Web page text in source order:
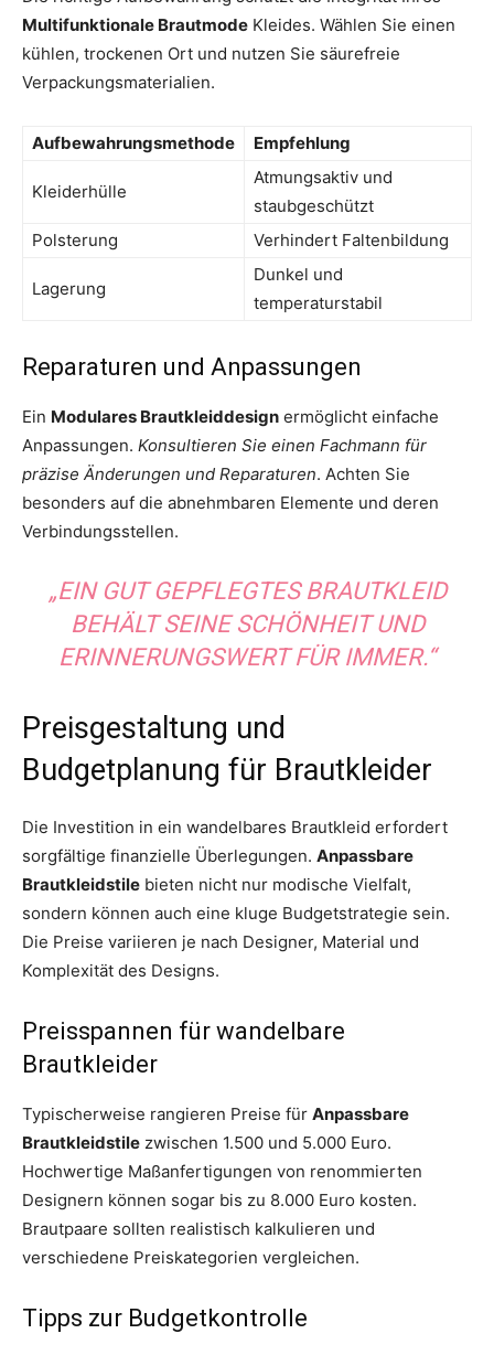
Multifunktionale Brautmode Kleides. Wählen Sie einen
kühlen, trockenen Ort und nutzen Sie säurefreie
Verpackungsmaterialien.
Aufbewahrungsmethode Empfehlung
Kleiderhülle
Atmungsaktiv und
staubgeschützt
Polsterung
Verhindert Faltenbildung
Lagerung
Dunkel und
temperaturstabil
Reparaturen und Anpassungen
Ein Modulares Brautkleiddesign ermöglicht einfache
Anpassungen. Konsultieren Sie einen Fachmann für
präzise Änderungen und Reparaturen. Achten Sie
besonders auf die abnehmbaren Elemente und deren
Verbindungsstellen.
„EIN GUT GEPFLEGTES BRAUTKLEID
BEHÄLT SEINE SCHÖNHEIT UND
ERINNERUNGSWERT FÜR IMMER.“
Preisgestaltung und
Budgetplanung für Brautkleider
Die Investition in ein wandelbares Brautkleid erfordert
sorgfältige finanzielle Überlegungen. Anpassbare
Brautkleidstile bieten nicht nur modische Vielfalt,
sondern können auch eine kluge Budgetstrategie sein.
Die Preise variieren je nach Designer, Material und
Komplexität des Designs.
Preisspannen für wandelbare
Brautkleider
Typischerweise rangieren Preise für Anpassbare
Brautkleidstile zwischen 1.500 und 5.000 Euro.
Hochwertige Maßanfertigungen von renommierten
Designern können sogar bis zu 8.000 Euro kosten.
Brautpaare sollten realistisch kalkulieren und
verschiedene Preiskategorien vergleichen.
Tipps zur Budgetkontrolle